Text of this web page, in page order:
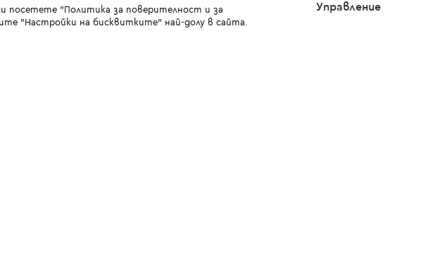
посетете "Политика за поверителност и за
"Настройки на бисквитките" най-долу в сайта.
Управление